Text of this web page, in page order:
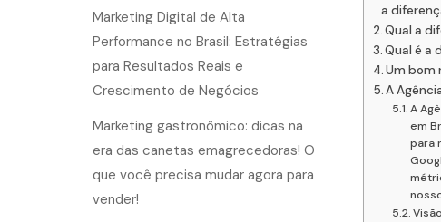
a
Qual a
Qual é a
Um bom
A
A
em
para
Marketing Digital de Alta
Performance no Brasil: Estratégias
para Resultados Reais e
Crescimento de Negócios
Marketing gastronômico: dicas na
era das canetas emagrecedoras! O
que você precisa mudar agora para
vender!